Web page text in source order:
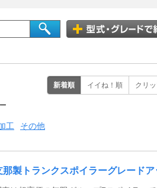
新着順 イイね！順 クリ
工 その他
那製トランクスポイラーグレードア